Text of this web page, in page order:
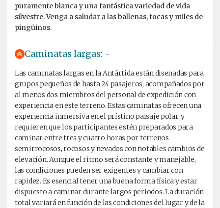
puramente blanca y una fantástica variedad de vida
silvestre. Venga a saludar a las ballenas, focas y miles de
pingüinos.
Caminatas largas: -
Las caminatas largas en la Antártida están diseñadas para
grupos pequeños de hasta 24 pasajeros, acompañados por
al menos dos miembros del personal de expedición con
experiencia en este terreno. Estas caminatas ofrecen una
experiencia inmersiva en el prístino paisaje polar, y
requieren que los participantes estén preparados para
caminar entre tres y cuatro horas por terrenos
semirrocosos, rocosos y nevados con notables cambios de
elevación. Aunque el ritmo será constante y manejable,
las condiciones pueden ser exigentes y cambiar con
rapidez. Es esencial tener una buena forma física y estar
dispuesto a caminar durante largos periodos. La duración
total variará en función de las condiciones del lugar y de la